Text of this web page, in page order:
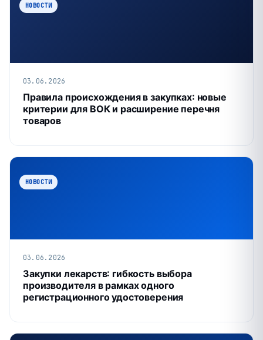
НОВОСТИ
03.06.2026
Правила происхождения в закупках: новые
критерии для ВОК и расширение перечня
товаров
НОВОСТИ
03.06.2026
Закупки лекарств: гибкость выбора
производителя в рамках одного
регистрационного удостоверения